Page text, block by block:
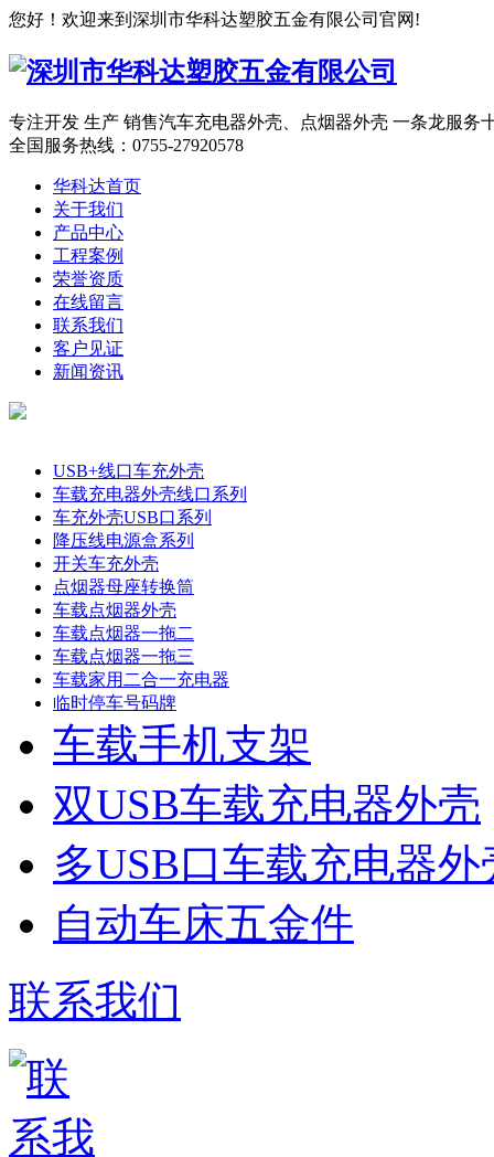
您好！欢迎来到深圳市华科达塑胶五金有限公司官网!
专注开发 生产 销售汽车充电器外壳、点烟器外壳 一条龙服务
全国服务热线： 0755-27920578
华科达首页
关于我们
产品中心
工程案例
荣誉资质
在线留言
联系我们
客户见证
新闻资讯
USB+线口车充外壳
车载充电器外壳线口系列
车充外壳USB口系列
降压线电源盒系列
开关车充外壳
点烟器母座转换筒
车载点烟器外壳
车载点烟器一拖二
车载点烟器一拖三
车载家用二合一充电器
临时停车号码牌
车载手机支架
双USB车载充电器外壳
多USB口车载充电器外
自动车床五金件
联系我们